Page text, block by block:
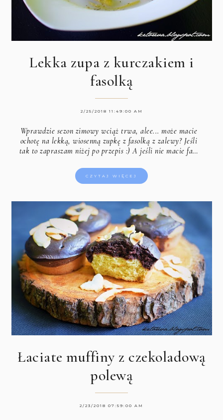
Lekka zupa z kurczakiem i
fasolką
2/25/2018 11:49:00 AM
Wprawdzie sezon zimowy wciąż trwa, alee... może macie
ochotę na lekką, wiosenną zupkę z fasolką z zalewy? Jeśli
tak to zapraszam niżej po przepis :) A jeśli nie macie fa…
CZYTAJ WIĘCEJ
Łaciate muffiny z czekoladową
polewą
2/23/2018 07:59:00 AM